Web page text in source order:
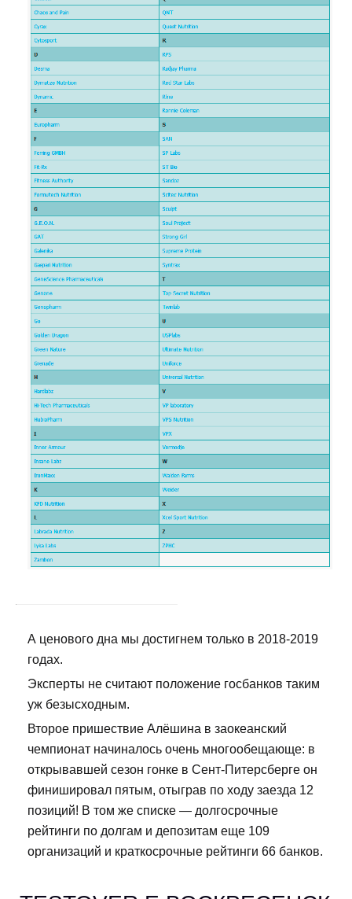
А ценового дна мы достигнем только в 2018-2019
годах.
Эксперты не считают положение госбанков таким
уж безысходным.
Второе пришествие Алёшина в заокеанский
чемпионат начиналось очень многообещающе: в
открывавшей сезон гонке в Сент-Питерсберге он
финишировал пятым, отыграв по ходу заезда 12
позиций! В том же списке — долгосрочные
рейтинги по долгам и депозитам еще 109
организаций и краткосрочные рейтинги 66 банков.